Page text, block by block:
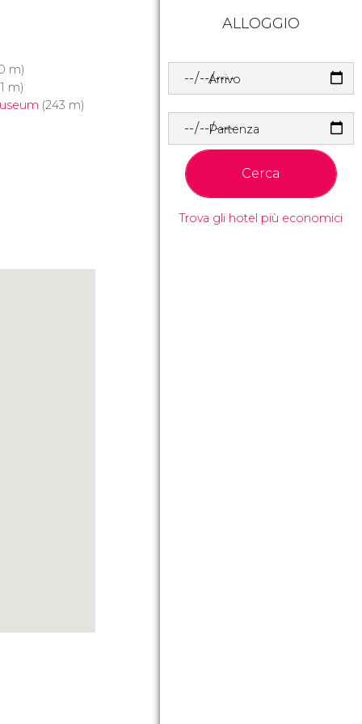
m)
m)
(243 m)
ALLOGGIO
Arrivo
Partenza
Cerca
Trova gli hotel più economici